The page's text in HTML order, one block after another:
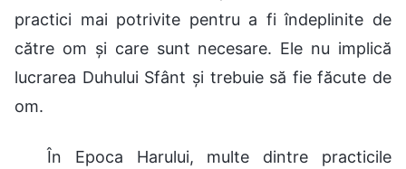
practici mai potrivite pentru a fi îndeplinite de
către om și care sunt necesare. Ele nu implică
lucrarea Duhului Sfânt și trebuie să fie făcute de
om.
În Epoca Harului, multe dintre practicile